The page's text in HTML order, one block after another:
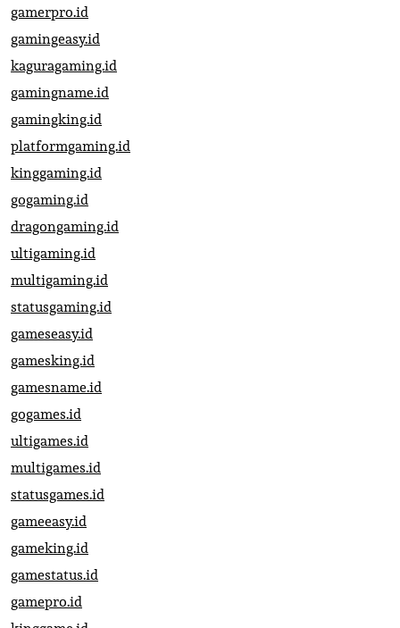
gamerpro.id
gamingeasy.id
kaguragaming.id
gamingname.id
gamingking.id
platformgaming.id
kinggaming.id
gogaming.id
dragongaming.id
ultigaming.id
multigaming.id
statusgaming.id
gameseasy.id
gamesking.id
gamesname.id
gogames.id
ultigames.id
multigames.id
statusgames.id
gameeasy.id
gameking.id
gamestatus.id
gamepro.id